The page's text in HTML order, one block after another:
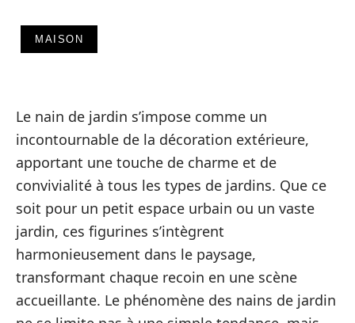
MAISON
Le nain de jardin s’impose comme un
incontournable de la décoration extérieure,
apportant une touche de charme et de
convivialité à tous les types de jardins. Que ce
soit pour un petit espace urbain ou un vaste
jardin, ces figurines s’intègrent
harmonieusement dans le paysage,
transformant chaque recoin en une scène
accueillante. Le phénomène des nains de jardin